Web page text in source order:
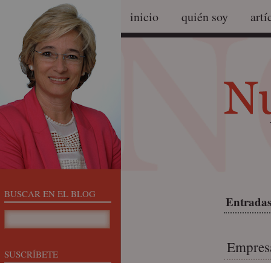
inicio quién soy
BUSCAR EN EL BLOG
SUSCRÍBETE